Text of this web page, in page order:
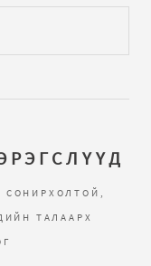
СОНИРХОЛТОЙ,
ТАЛААРХ